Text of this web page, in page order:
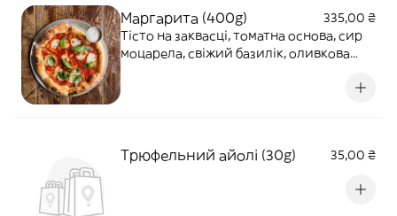
Маргарита (400g)
335,00 ₴
Тісто на заквасці, томатна основа, сир
моцарела, свіжий базилік, оливкова
Трюфельний айолі (30g) 35,00 ₴